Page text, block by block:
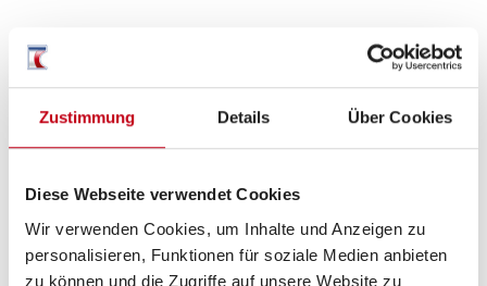
Zustimmung Details Über Cookies
Diese Webseite verwendet Cookies
Wir verwenden Cookies, um Inhalte und Anzeigen zu
personalisieren, Funktionen für soziale Medien anbieten
zu können und die Zugriffe auf unsere Website zu
Doppel-/franz. Bett
Schlafplätze
Anzahl der Sitze mit Gurt 4
Sitzgruppe Seitensitzgruppe